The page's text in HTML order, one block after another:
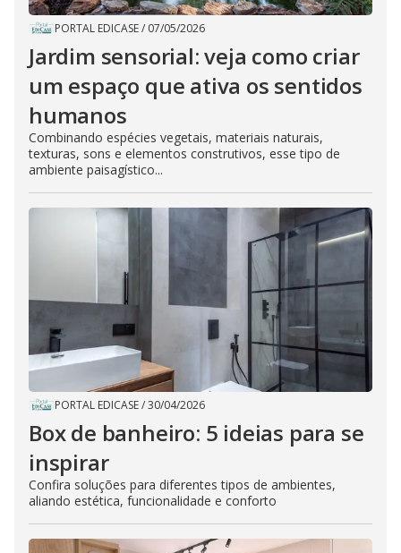
PORTAL EDICASE/ 07/05/2026
Jardim sensorial: veja como criar
um espaço que ativa os sentidos
humanos
Combinando espécies vegetais, materiais naturais,
texturas, sons e elementos construtivos, esse tipo de
ambiente paisagístico...
PORTAL EDICASE/30/04/2026
Box de banheiro: 5 ideias para se
inspirar
Confira soluções para diferentes tipos de ambientes,
aliando estética, funcionalidade e conforto